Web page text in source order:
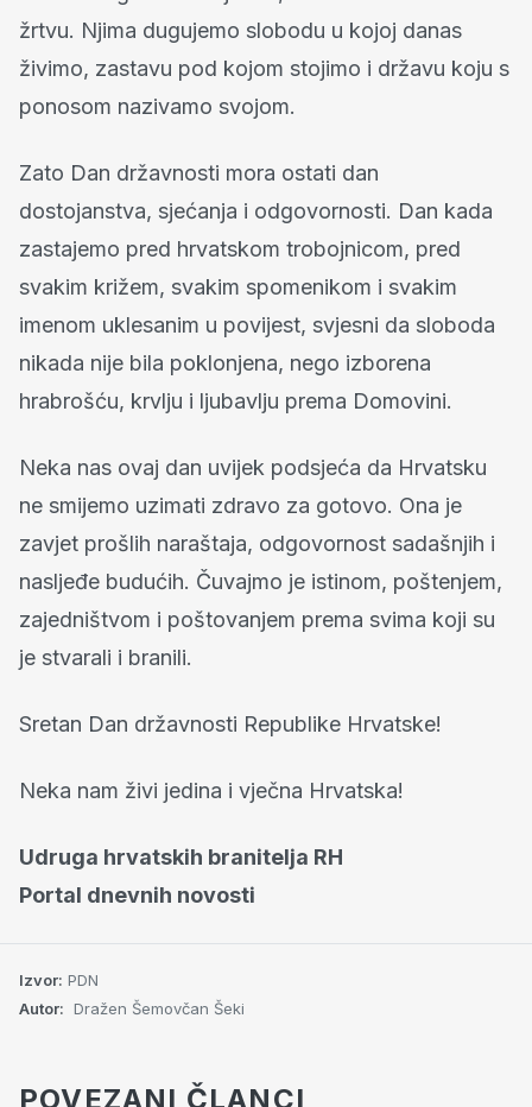
žrtvu. Njima dugujemo slobodu u kojoj danas
živimo, zastavu pod kojom stojimo i državu koju s
ponosom nazivamo svojom.
Zato Dan državnosti mora ostati dan
dostojanstva, sjećanja i odgovornosti. Dan kada
zastajemo pred hrvatskom trobojnicom, pred
svakim križem, svakim spomenikom i svakim
imenom uklesanim u povijest, svjesni da sloboda
nikada nije bila poklonjena, nego izborena
hrabrošću, krvlju i ljubavlju prema Domovini.
Neka nas ovaj dan uvijek podsjeća da Hrvatsku
ne smijemo uzimati zdravo za gotovo. Ona je
zavjet prošlih naraštaja, odgovornost sadašnjih i
nasljeđe budućih. Čuvajmo je istinom, poštenjem,
zajedništvom i poštovanjem prema svima koji su
je stvarali i branili.
Sretan Dan državnosti Republike Hrvatske!
Neka nam živi jedina i vječna Hrvatska!
Udruga hrvatskih branitelja RH
Portal dnevnih novosti
Izvor: PDN
Autor: Dražen Šemovčan Šeki
POVEZANI ČLANCI